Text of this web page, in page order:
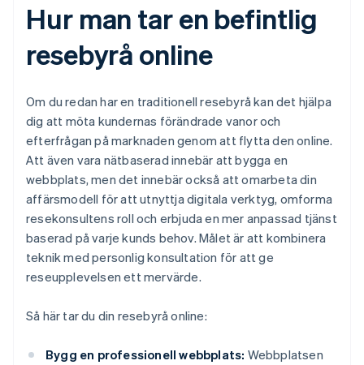
Hur man tar en befintlig
resebyrå online
Om du redan har en traditionell resebyrå kan det hjälpa
dig att möta kundernas förändrade vanor och
efterfrågan på marknaden genom att flytta den online.
Att även vara nätbaserad innebär att bygga en
webbplats, men det innebär också att omarbeta din
affärsmodell för att utnyttja digitala verktyg, omforma
resekonsultens roll och erbjuda en mer anpassad tjänst
baserad på varje kunds behov. Målet är att kombinera
teknik med personlig konsultation för att ge
reseupplevelsen ett mervärde.
Så här tar du din resebyrå online:
Bygg en professionell webbplats: Webbplatsen